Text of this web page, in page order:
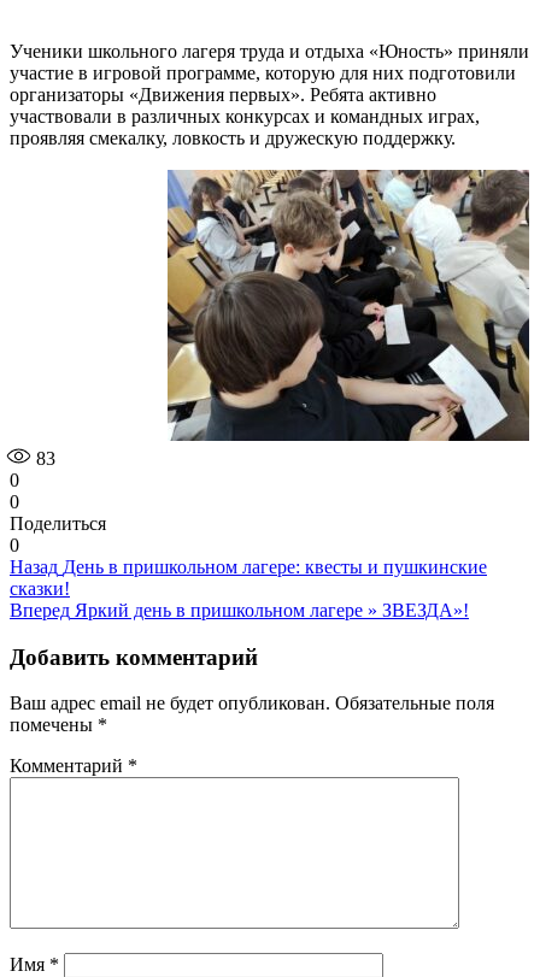
Ученики школьного лагеря труда и отдыха «Юность» приняли
участие в игровой программе, которую для них подготовили
организаторы «Движения первых». Ребята активно
участвовали в различных конкурсах и командных играх,
проявляя смекалку, ловкость и дружескую поддержку.
83
0
0
Поделиться
0
Навигация
по
Назад Предыдущая
запись:
День в пришкольном лагере: квесты и пушкинские
сказки!
Вперед Следующая
Яркий день в пришкольном лагере » ЗВЕЗДА»!
Добавить комментарий
Ваш адрес email не будет опубликован. Обязательные поля
помечены *
Комментарий *
Имя *